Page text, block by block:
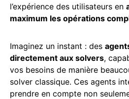
l’expérience des utilisateurs en
maximum les opérations
Imaginez un instant : des
directement aux solvers,
vos besoins de manière
solver classique. Ces agents
prendre en compte non